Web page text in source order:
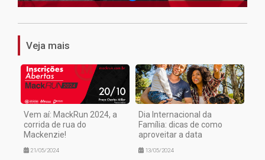
Veja mais
Vem aí: MackRun 2024, a
corrida de rua do
Mackenzie!
21/05/2024
Dia Internacional da
Família: dicas de como
aproveitar a data
13/05/2024